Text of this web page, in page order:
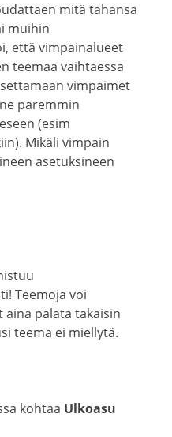
mitä tahansa
muihin
että vimpainalueet
teemaa vaihtaessa
vimpaimet
paremmin
(esim
Mikäli vimpain
asetuksineen
Teemoja voi
aina palata takaisin
teema ei miellytä.
kohtaa Ulkoasu